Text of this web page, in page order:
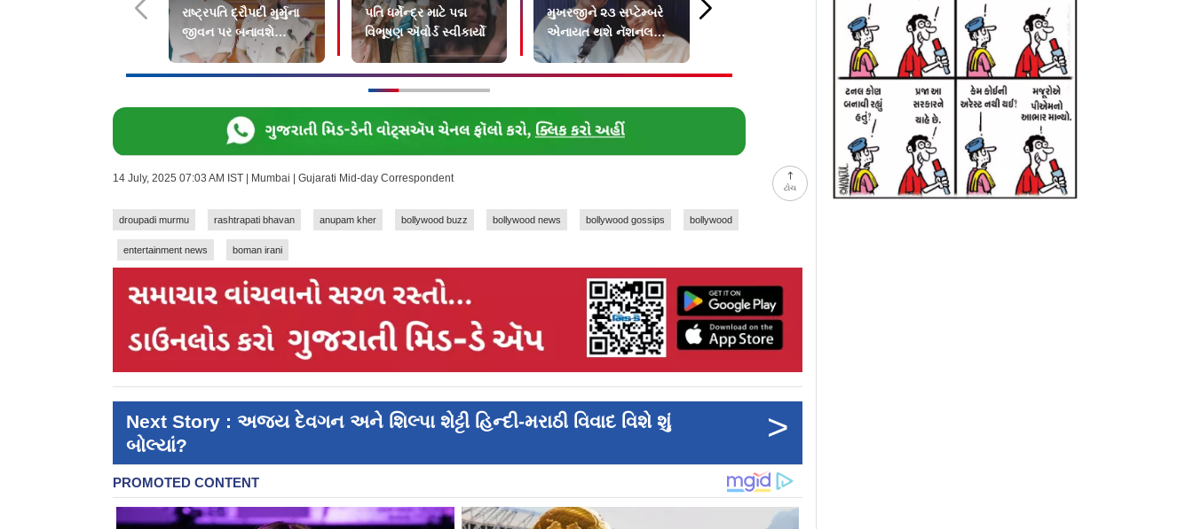
ટોચ
રાષ્ટ્રપતિ દ્રૌપદી મુર્મુના
જીવન પર બનાવશે
ડૉક્યુમેન્ટરી
પતિ ધર્મેન્દ્ર માટે પદ્મ
વિભૂષણ ઍવોર્ડ સ્વીકાર્યો
મુખરજીને ૨૩ સપ્ટેમ્બરે
એનાયત થશે નૅશનલ
અવૉર્ડ
સમારોહમાં હાજરી આપીને
અનુપમ ખેર અને માનસી
પારેખે
દરેક મુલાકાત કંઈક નવું
શીખવાની તક આપે છે
14 July, 2025 07:03 AM IST | Mumbai | Gujarati Mid-day Correspondent
droupadi murmu rashtrapati bhavan anupam kher bollywood buzz bollywood news bollywood gossips bollywood
entertainment news boman irani
Next Story : અજય દેવગન અને શિલ્પા શેટ્ટી હિન્દી-મરાઠી વિવાદ વિશે શું
બોલ્યાં?
>